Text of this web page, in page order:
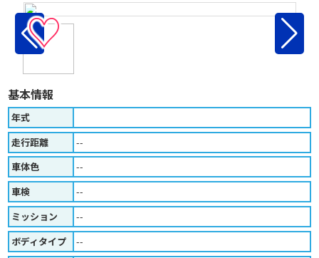
♡
基本情報
年式
走行距離
--
車体色
--
車検
--
ミッション
--
ボディタイプ
--